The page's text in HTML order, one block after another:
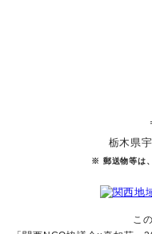
栃木県
※ 郵送物等は
こ